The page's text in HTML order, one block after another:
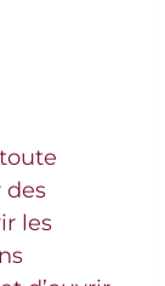
des
les